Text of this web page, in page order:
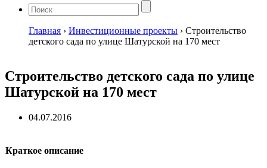
Главная › Инвестиционные проекты › Строительство
детского сада по улице Шатурской на 170 мест
Строительство детского сада по улице
Шатурской на 170 мест
04.07.2016
Краткое описание